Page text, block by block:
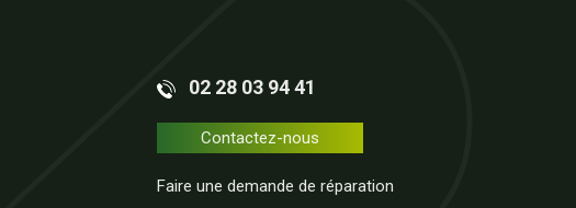
02 28 03 94 41
Contactez-nous
Faire une demande de réparation